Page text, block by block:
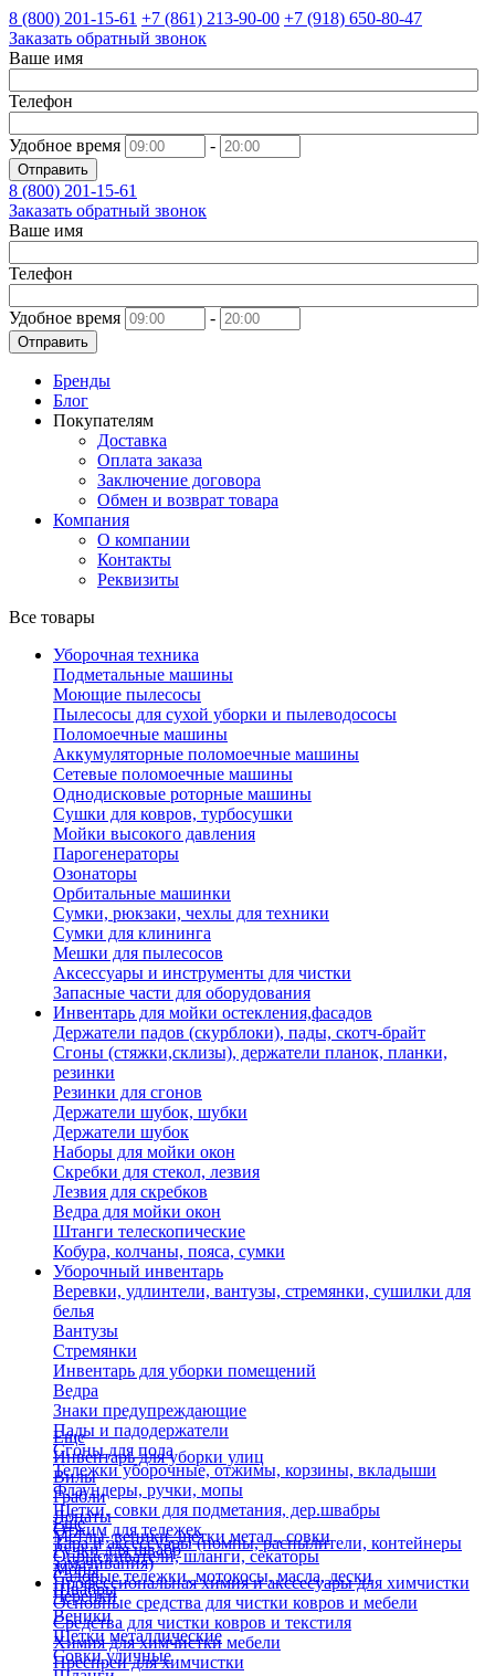
8 (800) 201-15-61 +7 (861) 213-90-00 +7 (918) 650-80-47
Заказать обратный звонок
Ваше имя
Телефон
Удобное время -
Отправить
8 (800) 201-15-61
Заказать обратный звонок
Ваше имя
Телефон
Удобное время -
Отправить
Бренды
Блог
Покупателям
Доставка
Оплата заказа
Заключение договора
Обмен и возврат товара
Компания
О компании
Контакты
Реквизиты
Все товары
Уборочная техника
Подметальные машины
Моющие пылесосы
Пылесосы для сухой уборки и пылеводососы
Поломоечные машины
Аккумуляторные поломоечные машины
Сетевые поломоечные машины
Однодисковые роторные машины
Сушки для ковров, турбосушки
Мойки высокого давления
Парогенераторы
Озонаторы
Орбитальные машинки
Сумки, рюкзаки, чехлы для техники
Сумки для клининга
Мешки для пылесосов
Аксессуары и инструменты для чистки
Запасные части для оборудования
Инвентарь для мойки остекления,фасадов
Держатели падов (скурблоки), пады, скотч-брайт
Сгоны (стяжки,склизы), держатели планок, планки,
резинки
Резинки для сгонов
Держатели шубок, шубки
Держатели шубок
Наборы для мойки окон
Скребки для стекол, лезвия
Лезвия для скребков
Ведра для мойки окон
Штанги телескопические
Кобура, колчаны, пояса, сумки
Уборочный инвентарь
Веревки, удлинтели, вантузы, стремянки, сушилки для
белья
Вантузы
Стремянки
Инвентарь для уборки помещений
Ведра
Знаки предупреждающие
Пады и падодержатели
Сгоны для пола
Тележки уборочные, отжимы, корзины, вкладыши
Флаундеры, ручки, мопы
Щетки, совки для подметания, дер.швабры
Отжим для тележек
Ручки для швабр
Мопы
Швабры
Еще
Инвентарь для уборки улиц
Вилы
Грабли
Лопаты
Метлы, веники, щетки метал., совки
Опрыскиватели, шланги, секаторы
Садовые тележки, мотокосы, масла, лески
Черенки
Веники
Щетки металлические
Совки уличные
Еще
Тара и аксессуары (помпы, распылители, контейнеры
замачивания)
Профессиональная химия и акссесуары для химчистки
Основные средства для чистки ковров и мебели
Средства для чистки ковров и текстиля
Химия для химчистки мебели
Преспреи для химчистки